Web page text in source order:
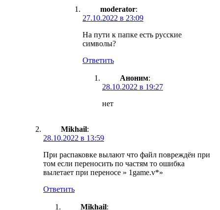
moderator:
27.10.2022 в 23:09
На пути к папке есть русские
символы?
Ответить
Аноним:
28.10.2022 в 19:27
нет
Mikhail:
28.10.2022 в 13:59
При распаковке вылают что файл повреждён при
том если переносить по частям то ошибка
вылетает при переносе » 1game.v*»
Ответить
Mikhail: